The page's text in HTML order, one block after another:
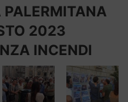
PALERMITANA
2023
INCENDI